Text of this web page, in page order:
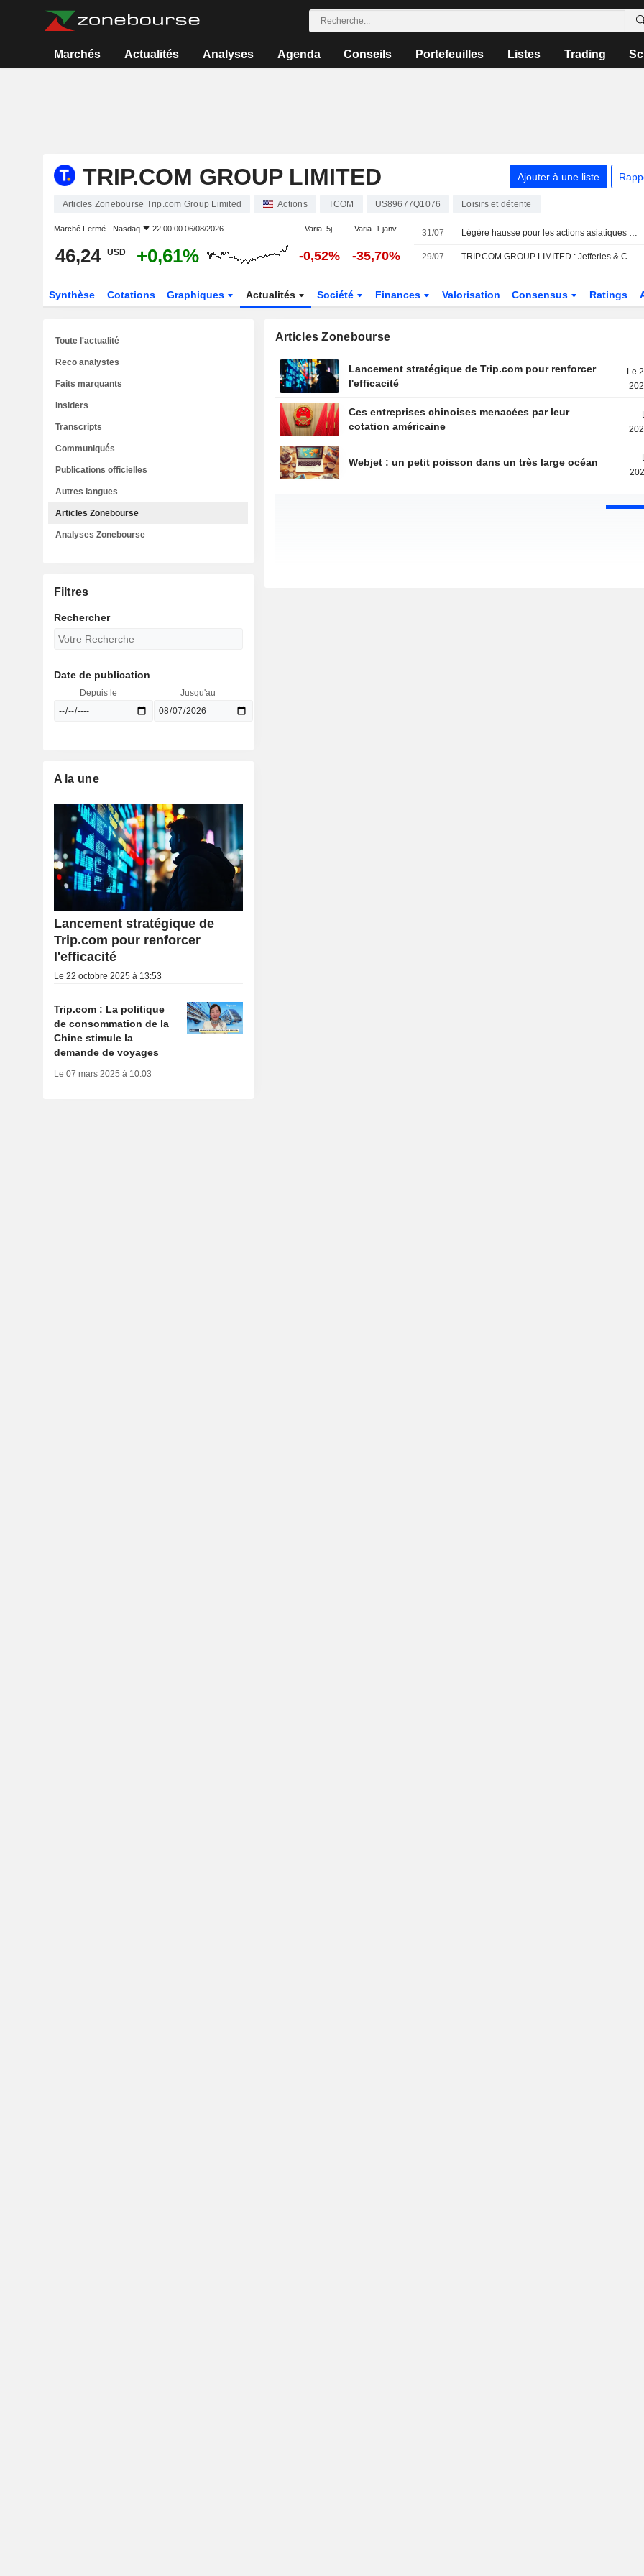
Marchés Actualités Analyses Agenda Conseils Portefeuilles Listes Trading
TRIP.COM GROUP LIMITED Ajouter à une liste
Articles Zonebourse Trip.com Group Limited Actions TCOM US89677Q1076 Loisirs et détente
Marché Fermé - Nasdaq 22:00:00 06/08/2026 Varia. 5j. Varia. 1 janv.
46,24 USD +0,61% -0,52% -35,70%
31/07 Légère hausse pour les actions asiatiques cotées aux États-Unis sous forme d'ADR lors de la séance de vendredi
29/07 TRIP.COM GROUP LIMITED : Jefferies & Co. favorable sur le dossier
Synthèse Cotations Graphiques Actualités Société Finances Valorisation Consensus Ratings
Articles Zonebourse
Lancement stratégique de Trip.com pour renforcer
l'efficacité
Le
Ces entreprises chinoises menacées par leur
cotation américaine
Webjet : un petit poisson dans un très large océan
Toute l'actualité
Reco analystes
Faits marquants
Insiders
Transcripts
Communiqués
Publications officielles
Autres langues
Articles Zonebourse
Analyses Zonebourse
Filtres
Rechercher
Date de publication
Depuis le Jusqu'au
A la une
Lancement stratégique de
Trip.com pour renforcer
l'efficacité
Le 22 octobre 2025 à 13:53
Trip.com : La politique
de consommation de la
Chine stimule la
demande de voyages
Le 07 mars 2025 à 10:03